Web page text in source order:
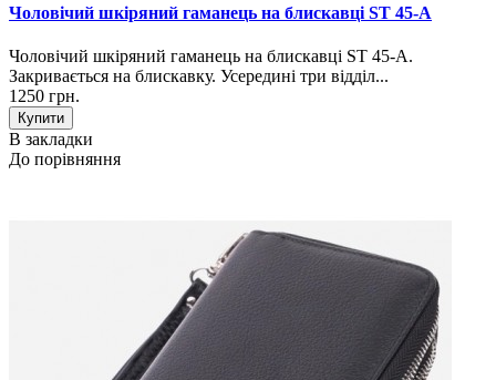
Чоловічий шкіряний гаманець на блискавці ST 45-A
Чоловічий шкіряний гаманець на блискавці ST 45-A.
Закривається на блискавку. Усередині три відділ...
1250 грн.
В закладки
До порівняння